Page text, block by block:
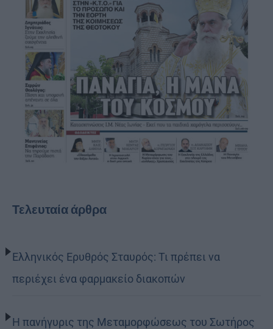
Τελευταία άρθρα
Ελληνικός Ερυθρός Σταυρός: Τι πρέπει να
περιέχει ένα φαρμακείο διακοπών
Η πανήγυρις της Μεταμορφώσεως του Σωτήρος